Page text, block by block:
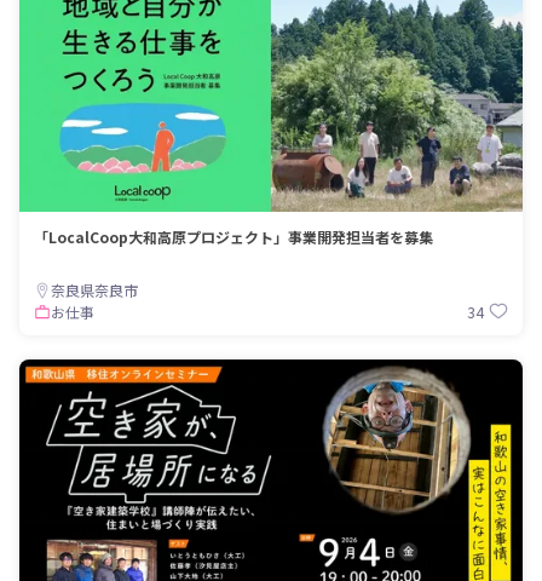
「LocalCoop大和高原プロジェクト」事業開発担当者を募集
奈良県奈良市
お仕事
34